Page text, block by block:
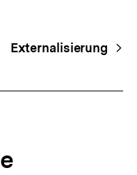
Externalisierung